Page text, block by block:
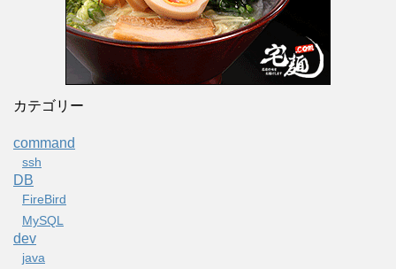
カテゴリー
command
ssh
DB
FireBird
MySQL
dev
java